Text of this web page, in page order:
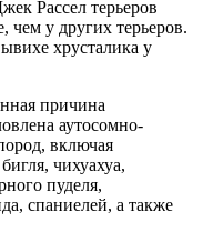
Рассел терьеров
чем у других терьеров.
хрусталика у
причина
аутосомно-
включая
чихуахуа,
пуделя,
спаниелей, а также